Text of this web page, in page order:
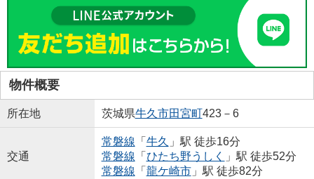
物件概要
所在地 茨城県牛久市田宮町423－6
交通
常磐線 「 牛久 」駅 徒歩16分
常磐線 「 ひたち野うしく
」駅 徒歩52分
常磐線 「 龍ケ崎市」駅 徒歩82分